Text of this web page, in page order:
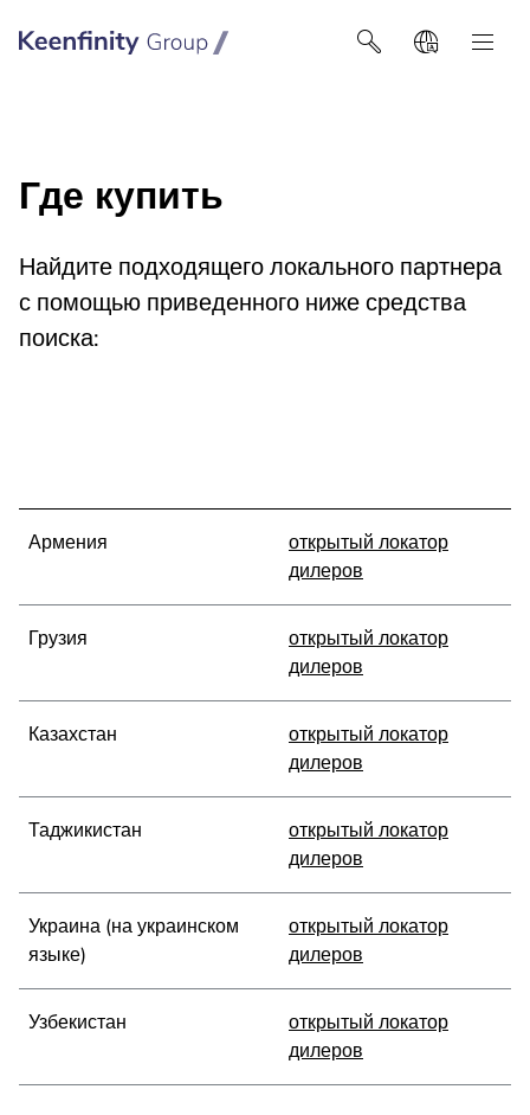
Keenfinity Group I Poland / Ukraine / Central Asia
Где купить
Найдите подходящего локального партнера
с помощью приведенного ниже средства
поиска:
Армения
открытый локатор
дилеров
Грузия
открытый локатор
дилеров
Казахстан
открытый локатор
дилеров
Таджикистан
открытый локатор
дилеров
Украина (на украинском
языке)
открытый локатор
дилеров
Узбекистан
открытый локатор
дилеров